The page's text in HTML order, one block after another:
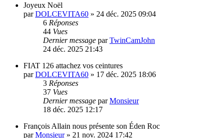
Joyeux Noël
parDOLCEVITA60 » 24 déc. 2025 09:04
6 Réponses
44 Vues
Dernier message parTwinCamJohn
24 déc. 2025 21:43
FIAT 126 attachez vos ceintures
parDOLCEVITA60 » 17 déc. 2025 18:06
3 Réponses
37 Vues
Dernier message parMonsieur
18 déc. 2025 12:17
François Allain nous présente son Éden Roc
parMonsieur» 21 nov. 2024 17:42